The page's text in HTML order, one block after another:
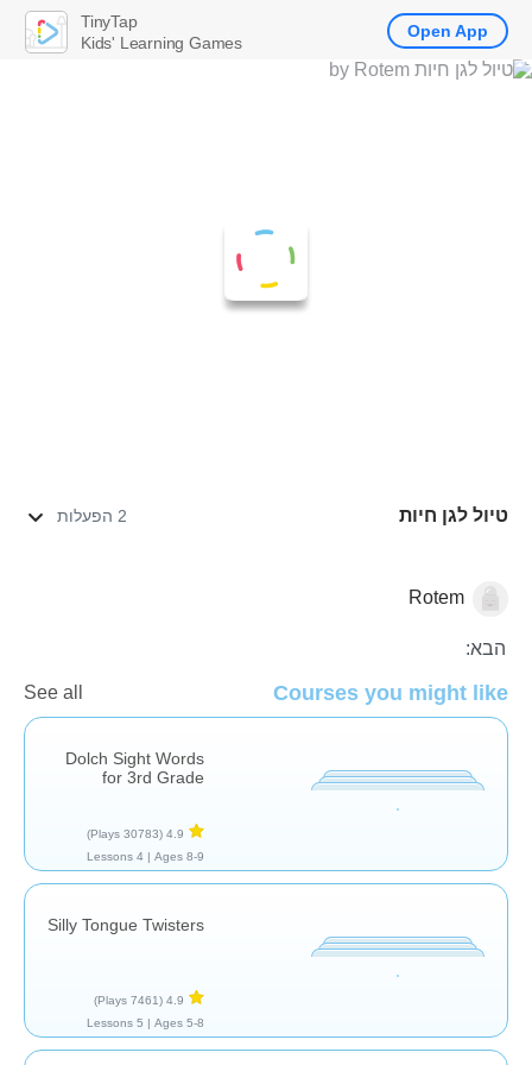
טיול לגן חיות 2 הפעלות
הגיה אוצר מילים
Rotem
הבא:
Courses you might like
See all
Dolch Sight Words
for 3rd Grade
4.9
(30783 Plays)
Ages 8-9 |
4 Lessons
Silly Tongue Twisters
4.9
(7461 Plays)
Ages 5-8 |
5 Lessons
TinyTap
Kids' Learning Games
Open App